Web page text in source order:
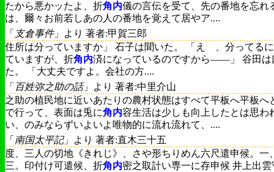
たから悪かッたよ、折角内儀の言伝を受て、先の番地を忘れ
は、爾々お前若しあの人の番地を覚えて居やア....
「 支倉事件」より 著者:甲賀三郎
住所は分っていますか」 石子は聞いた。 「えゝ、分ってる
ていますが、折角内済になっているのですから――」 谷田は
た。 「大丈夫ですよ。会社の方....
「 百姓弥之助の話」より 著者:中里介山
之助の植民地に近いあたりの農村状態はすべて平板へ平板へ
で行って、表面は兎に角内容生活は少しも向上したとは思わ
い、のみならずいよいよ唯物的に流れ流れて、....
「 南国太平記」より 著者:直木三十五
度、三人の切地《きれじ》、さや形ちりめん六尺遣申候。一
三。印付け可遣候、折角内密之取計い専一に存申候 井上出雲